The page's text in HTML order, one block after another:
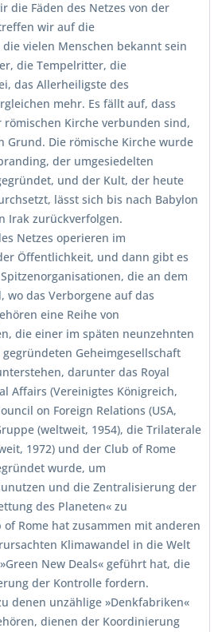
die Fäden des Netzes von der
wir auf die
vielen Menschen bekannt sein
die Tempelritter, die
das Allerheiligste des
mehr. Es fällt auf, dass
Kirche verbunden sind,
Grund. Die römische Kirche wurde
der umgesiedelten
und der Kult, der heute
lässt sich bis nach Babylon
Irak zurückverfolgen.
Netzes operieren im
Öffentlichkeit, und dann gibt es
die an dem
wo das Verborgene auf das
eine Reihe von
die einer im späten neunzehnten
Geheimgesellschaft
darunter das Royal
Affairs (Vereinigtes Königreich,
on Foreign Relations (USA,
(weltweit, 1954), die Trilaterale
1972) und der Club of Rome
wurde, um
und die Zentralisierung der
des Planeten« zu
Rome hat zusammen mit anderen
Klimawandel in die Welt
New Deals« geführt hat, die
der Kontrolle fordern.
denen unzählige »Denkfabriken«
dienen der Koordinierung